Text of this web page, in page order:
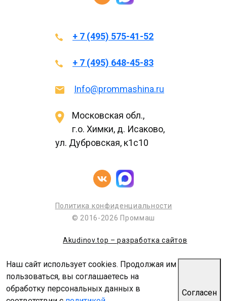
+ 7 (495) 575-41-52
+ 7 (495) 648-45-83
Info@prommashina.ru
Московская обл.,
г.о. Химки, д. Исаково,
ул. Дубровская, к1с10
Политика конфиденциальности
© 2016-2026 Проммаш
Akudinov.top – разработка сайтов
Наш сайт использует cookies. Продолжая им
пользоваться, вы соглашаетесь на
обработку персональных данных в
Согласен